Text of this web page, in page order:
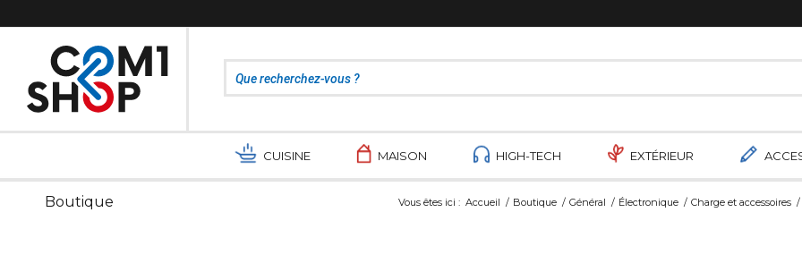
CUISINE MAISON HIGH-TECH EXTÉRIEUR
Boutique Vous êtes ici : Accueil / Boutique / Général / Électronique / Charge et accessoires /